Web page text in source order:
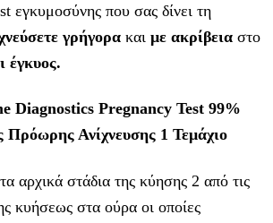
εγκυμοσύνης που σας δίνει τη
γρήγορα και με ακρίβεια στο
έγκυος.
Diagnostics Pregnancy Test 99%
Πρόωρης Ανίχνευσης 1 Τεμάχιο
αρχικά στάδια της κύησης 2 από τις
κυήσεως στα ούρα οι οποίες